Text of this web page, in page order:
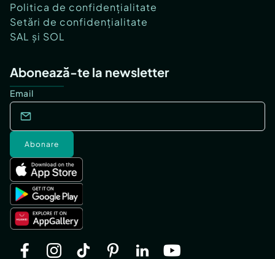
Politica de confidențialitate
Setări de confidențialitate
SAL și SOL
Abonează-te la newsletter
Email
Abonare